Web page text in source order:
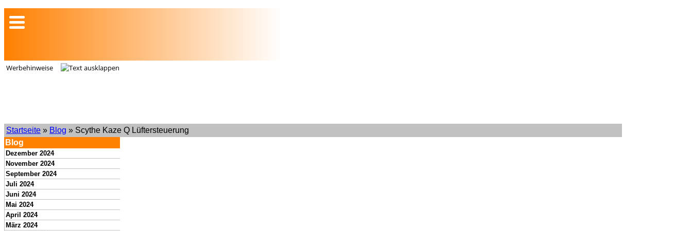
Werbehinweise
Startseite » Blog » Scythe Kaze Q Lüftersteuerung
Blog
Dezember 2024
November 2024
September 2024
Juli 2024
Juni 2024
Mai 2024
April 2024
März 2024